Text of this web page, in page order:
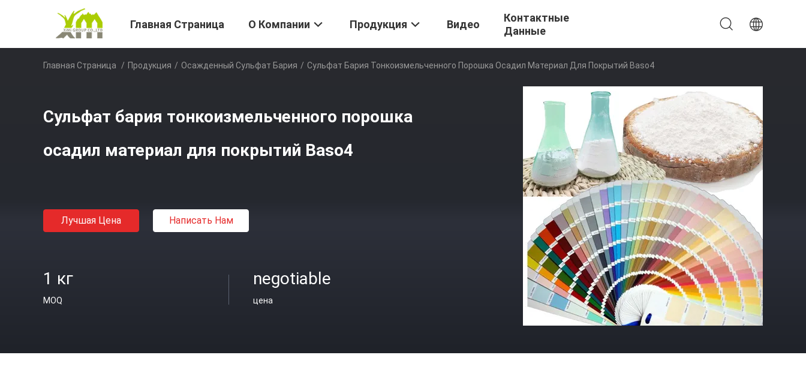
Главная Страница О Компании Продукция Видео
Контактные
Данные
Главная Страница / Продукция / Осажденный Сульфат Бария / Сульфат Бария Тонкоизмельченного Порошка Осадил Материал Для Покрытий Baso4
Сульфат бария тонкоизмельченного порошка
осадил материал для покрытий Baso4
Лучшая Цена Написать Нам
1 кг
MOQ
negotiable
цена